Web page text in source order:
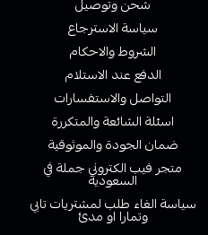
سياسة الاسترجاع
الشروط والاحكام
الدفع عند الاستلام
التواصل والاستفسارات
اسئلة الشائعة والمتكررة
ضمان الجودة والموثوقية
متجر فيب الكتروني جملة في
السعودية
سياسة الغاء طلب لمشتريات تابي
وتمارا او مدئ